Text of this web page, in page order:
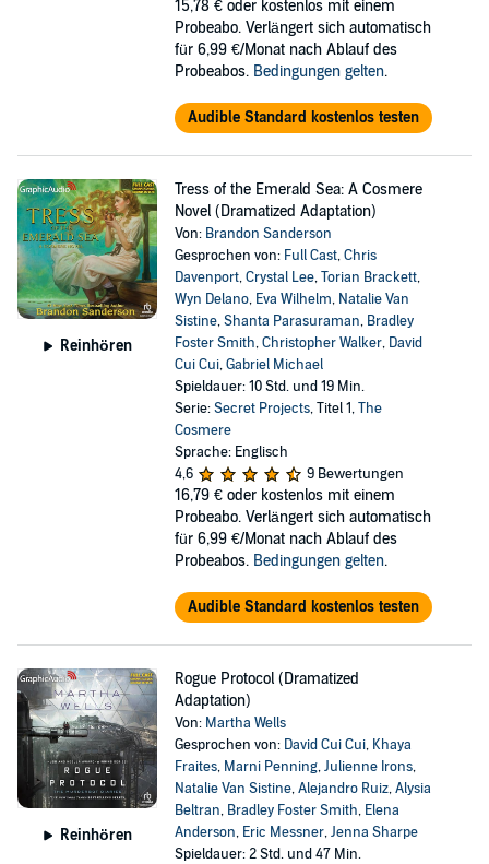
15,78 € oder kostenlos mit einem
Probeabo. Verlängert sich automatisch
für 6,99 €/Monat nach Ablauf des
Probeabos. Bedingungen gelten.
Audible Standard kostenlos testen
Reinhören
Tress of the Emerald Sea: A Cosmere
Novel (Dramatized Adaptation)
Von: Brandon Sanderson
Gesprochen von: Full Cast,Chris
Davenport,Crystal Lee,Torian Brackett,
Wyn Delano, Eva Wilhelm, Natalie Van
Sistine,Shanta Parasuraman, Bradley
Foster Smith,Christopher Walker, David
Cui Cui,Gabriel Michael
Spieldauer: 10 Std. und 19 Min.
Serie:Secret Projects, Titel 1,The
Cosmere
Sprache: Englisch
4,6
9 Bewertungen
16,79 € oder kostenlos mit einem
Probeabo. Verlängert sich automatisch
für 6,99 €/Monat nach Ablauf des
Probeabos. Bedingungen gelten.
Audible Standard kostenlos testen
Reinhören
Rogue Protocol (Dramatized
Adaptation)
Von: Martha Wells
Gesprochen von: David Cui Cui, Khaya
Fraites, Marni Penning,Julienne Irons,
Natalie Van Sistine,Alejandro Ruiz,Alysia
Beltran, Bradley Foster Smith, Elena
Anderson, Eric Messner,Jenna Sharpe
Spieldauer: 2 Std. und 47 Min.